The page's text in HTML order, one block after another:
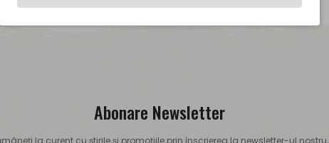
Abonare Newsletter